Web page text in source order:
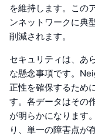
を維持します。この
ンネットワークに典
削減されます。
セキュリティは、あ
な懸念事項です。
正性を確保するため
す。各データはその
が明らかになります
り、単一の障害点が